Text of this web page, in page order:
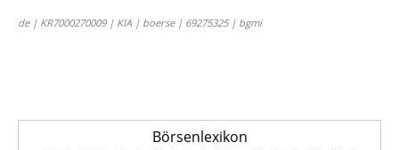
de | KR7000270009 | KIA | boerse | 69275325 | bgmi
Börsenlexikon